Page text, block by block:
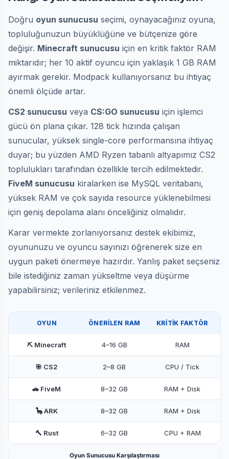
Doğru oyun sunucusu seçimi, oynayacağınız oyuna,
topluluğunuzun büyüklüğüne ve bütçenize göre
değişir. Minecraft sunucusu için en kritik faktör RAM
miktarıdır; her 10 aktif oyuncu için yaklaşık 1 GB RAM
ayırmak gerekir. Modpack kullanıyorsanız bu ihtiyaç
önemli ölçüde artar.
CS2 sunucusu veya CS:GO sunucusu için işlemci
gücü ön plana çıkar. 128 tick hızında çalışan
sunucular, yüksek single-core performansına ihtiyaç
duyar; bu yüzden AMD Ryzen tabanlı altyapımız CS2
toplulukları tarafından özellikle tercih edilmektedir.
FiveM sunucusu kiralarken ise MySQL veritabanı,
yüksek RAM ve çok sayıda resource yüklenebilmesi
için geniş depolama alanı önceliğiniz olmalıdır.
Karar vermekte zorlanıyorsanız destek ekibimiz,
oyununuzu ve oyuncu sayınızı öğrenerek size en
uygun paketi önermeye hazırdır. Yanlış paket seçseniz
bile istediğiniz zaman yükseltme veya düşürme
yapabilirsiniz; verileriniz etkilenmez.
OYUN ÖNERİLEN RAM KRİTİK FAKTÖR
⛏️ Minecraft 4–16 GB RAM
🎯 CS2 2–8 GB CPU / Tick
🚗 FiveM 8–32 GB RAM + Disk
🦕 ARK 8–32 GB RAM + Disk
🔨 Rust 6–32 GB CPU + RAM